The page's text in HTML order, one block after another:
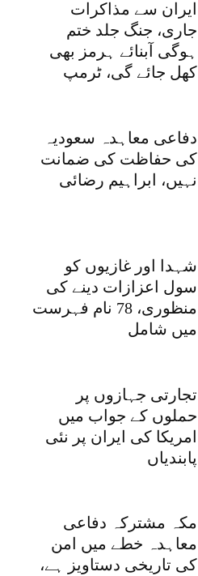
ایران سے مذاکرات
جاری، جنگ جلد ختم
ہوگی آبنائے ہرمز بھی
کھل جائے گی، ٹرمپ
دفاعی معاہدہ سعودیہ
کی حفاظت کی ضمانت
نہیں، ابراہیم رضائی
شہدا اور غازیوں کو
سول اعزازات دینے کی
منظوری، 78 نام فہرست
میں شامل
تجارتی جہازوں پر
حملوں کے جواب میں
امریکا کی ایران پر نئی
پابندیاں
مکہ مشترکہ دفاعی
معاہدہ خطے میں امن
کی تاریخی دستاویز ہے،